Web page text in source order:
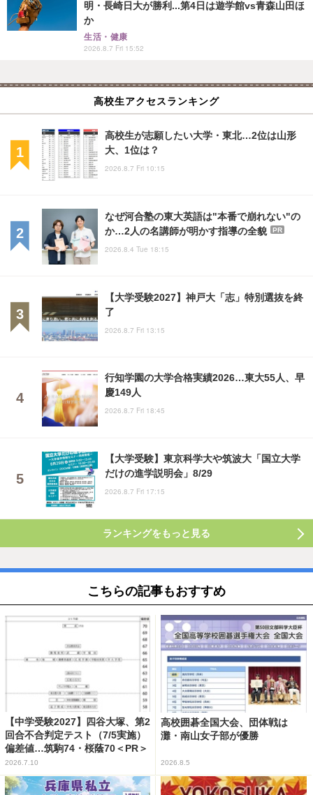
明・長崎日大が勝利...第4日は遊学館vs青森山田ほ
か
生活・健康
2026.8.7 Fri 15:52
高校生アクセスランキング
高校生が志願したい大学・東北…2位は山形
大、1位は？
2026.8.7 Fri 10:15
なぜ河合塾の東大英語は"本番で崩れない"の
か…2人の名講師が明かす指導の全貌
PR
2026.8.4 Tue 18:15
【大学受験2027】神戸大「志」特別選抜を終
了
2026.8.7 Fri 13:15
行知学園の大学合格実績2026…東大55人、早
慶149人
2026.8.7 Fri 18:45
【大学受験】東京科学大や筑波大「国立大学
だけの進学説明会」8/29
2026.8.7 Fri 17:15
ランキングをもっと見る
こちらの記事もおすすめ
【中学受験2027】四谷大塚、第2
回合不合判定テスト（7/5実施）
偏差値…筑駒74・桜蔭70＜PR＞
2026.7.10
高校囲碁全国大会、団体戦は
灘・南山女子部が優勝
2026.8.5